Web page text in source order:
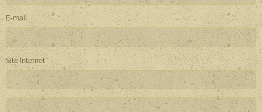
E-mail
Site Internet